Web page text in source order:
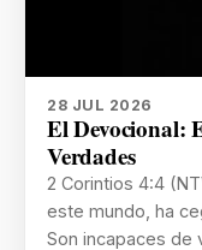
28 JUL 2026
El Devocional:
Verdades
2 Corintios 4:4
este mundo, ha
Son incapaces de